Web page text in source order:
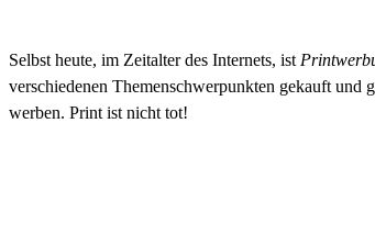
Selbst heute, im Zeitalter des Internets, ist
verschiedenen Themenschwerpunkten gekauft
werben. Print ist nicht tot!